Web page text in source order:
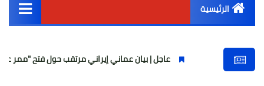
الرئيسية
أخبار مصر
عاجل | بيان عماني إيراني مرتقب حول فتح "ممر عبور مؤقت" في مضيق